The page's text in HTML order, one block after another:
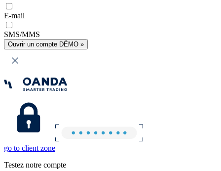
E-mail
SMS/MMS
Ouvrir un compte DÉMO »
go to client zone
Testez notre compte